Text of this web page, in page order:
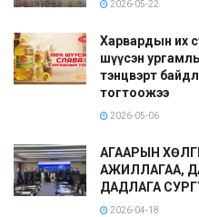
2026-05-22
Харвардын их
шүүсэн
тэнцвэрт
тогтоожээ
2026-05-06
АГААРЫН
АЖИЛЛАГАА,
ДАДЛАГА
2026-04-18